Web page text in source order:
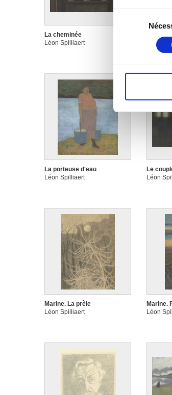
Si vous le
partenaires
vous leur
Sélection
du
consentement
La cheminée
Léon Spilliaert
Léon
La porteuse d'eau
Léon Spilliaert
Le
Léon
Marine. La prèle
Léon Spilliaert
Marine.
Léon